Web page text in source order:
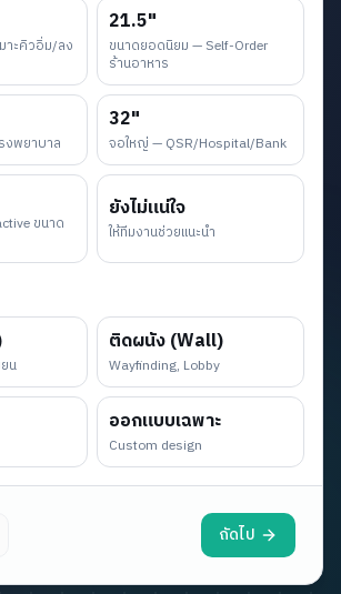
าะคิวอิ่ม/ลง
21.5"
ขนาดยอดนิยม — Self-Order
ร้านอาหาร
งพยาบาล
32"
จอใหญ่ — QSR/Hospital/Bank
ขนาด
ยังไม่แน่ใจ
ให้ทีมงานช่วยแนะนำ
น
ติดผนัง (Wall)
Wayfinding, Lobby
ออกแบบเฉพาะ
Custom design
ถัดไป